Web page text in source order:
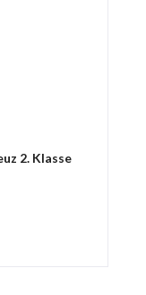
2. Klasse